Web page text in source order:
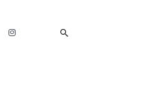
RECHERCHER